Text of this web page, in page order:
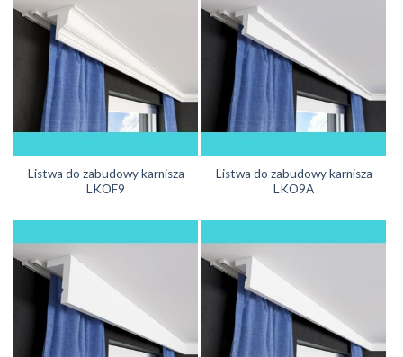
Listwa do zabudowy karnisza
LKOF9
Listwa do zabudowy karnisza
LKO9A